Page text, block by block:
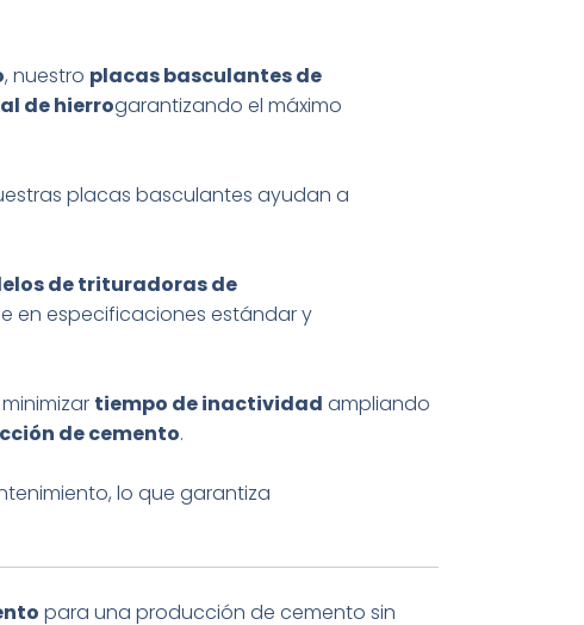
, nuestro placas basculantes de
de hierrogarantizando el máximo
placas basculantes ayudan a
de trituradoras de
en especificaciones estándar y
minimizar tiempo de inactividad ampliando
de cemento.
lo que garantiza
para una producción de cemento sin